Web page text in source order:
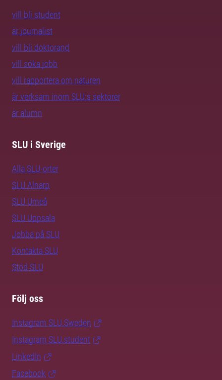
vill bli student
är journalist
vill bli doktorand
vill söka jobb
vill rapportera om naturen
är verksam inom SLU:s sektorer
är alumn
SLU i Sverige
Alla SLU-orter
SLU Alnarp
SLU Umeå
SLU Uppsala
Jobba på SLU
Kontakta SLU
Stöd SLU
Följ oss
Instagram SLU.Sweden
Instagram SLU.student
LinkedIn
Facebook